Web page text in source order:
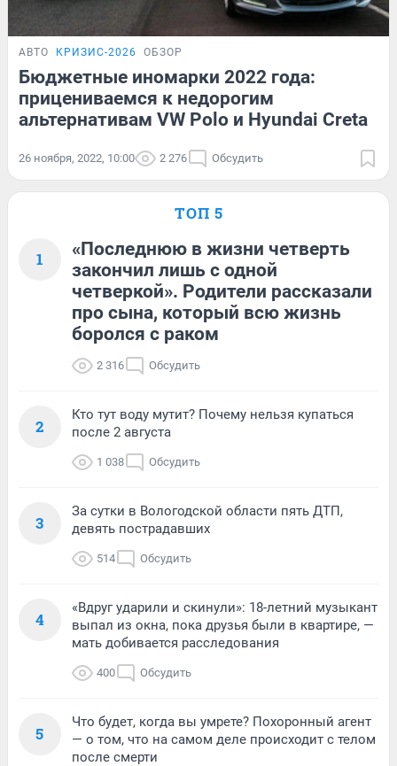
АВТО КРИЗИС-2026 ОБЗОР
Бюджетные иномарки 2022 года:
прицениваемся к недорогим
альтернативам VW Polo и Hyundai Creta
26 ноября, 2022, 10:00 2 276 Обсудить
ТОП 5
1
«Последнюю в жизни четверть
закончил лишь с одной
четверкой». Родители рассказали
про сына, который всю жизнь
боролся с раком
2 316 Обсудить
2
Кто тут воду мутит? Почему нельзя купаться
после 2 августа
1 038 Обсудить
3
За сутки в Вологодской области пять ДТП,
девять пострадавших
514 Обсудить
4
«Вдруг ударили и скинули»: 18-летний музыкант
выпал из окна, пока друзья были в квартире, —
мать добивается расследования
400 Обсудить
5
Что будет, когда вы умрете? Похоронный агент
— о том, что на самом деле происходит с телом
после смерти